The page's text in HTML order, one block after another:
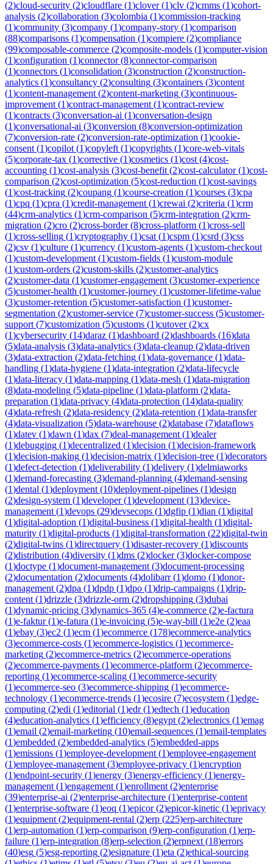
(2)cloud-security (2)cloudflare (1)clover(1)clv (2)cmms (1)cohort-
analysis (2)collaboration (3)colombia (1)commission-tracking
(1)community (3)company (1)company-story (1)comparison
(88)comparisons (1)compensation (1)compiere (2)compliance
(99)composable-commerce (2)composite-models (1)computer-vision
(1)configuration (1)connector(8)connector-comparison
(1)connectors (1)consolidation (3)construction (2)construction-
analytics (1)consultancy (2)consulting (3)containers (3)content
(1)content-management (2)content-marketing (3)continuous-
improvement (1)contract-management (1)contract-review
(1)contracts (3)conversation-ai (1)conversation-design
(1)conversational-ai (3)conversion (8)conversion-optimization
(7)conversion-rate (2)conversion-rate-optimization (1)cookie-
consent (1)copilot (1)copyleft (1)copyrights (1)core-web-vitals
(5)corporate-tax (1)corrective (1)cosmetics (1)cost (4)cost-
accounting (1)cost-analysis (3)cost-benefit (2)cost-calculator(1)cost-
comparison (2)cost-optimization (5)cost-reduction (1)cost-savings
(1)cost-tracking (2)coupang (1)course-creation (1)courses (3)cpa
(1)cpq (1)cpra (1)credit-management (1)crewai (2)criteria (1)crm
(44)crm-analytics (1)crm-comparison (5)crm-integration (2)crm-
migration (2)cro (2)cross-border(8)cross-platform (1)cross-sell
(1)cross-selling (1)cryptography (1)csat (1)cspm (1)csrd (3)css
(2)csv (1)culture (1)currency (1)custom-agents (1)custom-checkout
(1)custom-development (1)custom-fields (1)custom-module
(1)custom-orders (2)custom-skills (2)customer-analytics
(2)customer-data (1)customer-engagement (3)customer-experience
(5)customer-health (1)customer-journey (1)customer-lifetime-value
(3)customer-retention (5)customer-satisfaction (1)customer-
segmentation (2)customer-service (7)customer-success (5)customer-
support (7)customization (5)customs (1)cutover(2)cx
(1)cybersecurity (14)daraz (1)dashboard (2)dashboards (16)data
(5)data-analysis (3)data-analytics (3)data-cleanup (2)data-driven
(3)data-extraction (2)data-fetching (1)data-governance (1)data-
handling (1)data-hygiene (1)data-integration (2)data-lifecycle
(1)data-literacy (1)data-mapping (1)data-mesh (1)data-migration
(8)data-modeling (5)data-pipeline (1)data-platform (2)data-
preparation (1)data-privacy (4)data-protection (14)data-quality
(4)data-refresh (2)data-residency (2)data-retention (1)data-transfer
(4)data-visualization (5)data-warehouse (2)database (7)dataflows
(1)datev (1)dawn (1)dax (7)deal-management (1)dealer
(1)debugging (1)decentralized (1)decision (1)decision-framework
(1)decision-making (1)decision-matrix (1)decision-tree (1)decorators
(1)defect-detection (1)deliverability (1)delivery (1)delmiaworks
(1)demand-forecasting (3)demand-planning (4)demand-sensing
(1)dental (1)deployment (10)deployment-pipelines (1)design
(2)design-system (1)developer(1)development (13)device-
management (1)devops (29)devsecops (1)dgfip (1)dian (1)digital
(1)digital-adoption (1)digital-business (1)digital-health (1)digital-
maturity (1)digital-products (1)digital-transformation (22)digital-twin
(2)digital-twins (1)directquery (1)disaster-recovery (1)discounts
(2)distribution (4)diversity (1)dms (2)docker(3)docker-compose
(1)doctype (1)document-management (3)document-processing
(2)documentation (2)documents (4)dolibarr(1)domo (1)donor-
management (2)dpa (1)dpdp (1)dpo (1)drip-campaigns (1)drip-
content (1)drizzle (3)drizzle-orm (2)dropshipping (3)dubai
(1)dynamic-pricing (3)dynamics-365 (4)e-commerce (2)e-factura
(1)e-faktur(1)e-fatura (1)e-invoicing (5)e-way-bill (1)e2e (2)eaa
(1)ebay (3)ec2 (1)ecm (1)ecommerce (178)ecommerce-analytics
(3)ecommerce-costs (1)ecommerce-logistics (1)ecommerce-
marketing (2)ecommerce-metrics (2)ecommerce-operations
(2)ecommerce-payments (1)ecommerce-platform (2)ecommerce-
reporting (1)ecommerce-scaling (1)ecommerce-security
(1)ecommerce-seo (3)ecommerce-shipping (1)ecommerce-
technology (1)ecommerce-trends (1)ecosire (7)ecosystem (1)edge-
computing (2)edi (1)editorial (1)edr(1)edtech (1)education
(4)education-analytics (1)efficiency (8)egypt (2)electronics (1)emag
(1)email (2)email-marketing (10)email-sequences (1)email-templates
(1)embedded (2)embedded-analytics (5)embedded-apps
(1)emissions (1)employee-development (1)employee-engagement
(1)employee-management (3)employee-privacy (1)encryption
(1)endpoint-security (1)energy (3)energy-efficiency (1)energy-
management (1)engagement (1)enrollment (2)enterprise
(39)enterprise-ai (2)enterprise-architecture (1)enterprise-content
(1)enterprise-software (1)eoq (1)epicor(2)epicor-kinetic (1)eprivacy
(1)equipment (2)equipment-rental (2)erp (225)erp-architecture
(1)erp-automation (1)erp-comparison (9)erp-configuration (1)erp-
failure (1)erp-integration (8)erp-selection (2)erpnext (18)errors
(40)esg (5)esg-reporting (2)esignature (1)eta (2)ethical-sourcing